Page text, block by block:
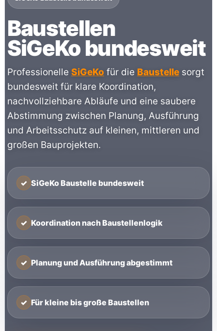
Baustellen
SiGeKo bundesweit
Professionelle SiGeKo für die Baustelle sorgt
bundesweit für klare Koordination,
nachvollziehbare Abläufe und eine saubere
Abstimmung zwischen Planung, Ausführung
und Arbeitsschutz auf kleinen, mittleren und
großen Bauprojekten.
✓ SiGeKo Baustelle bundesweit
✓ Koordination nach Baustellenlogik
✓ Planung und Ausführung abgestimmt
✓ Für kleine bis große Baustellen